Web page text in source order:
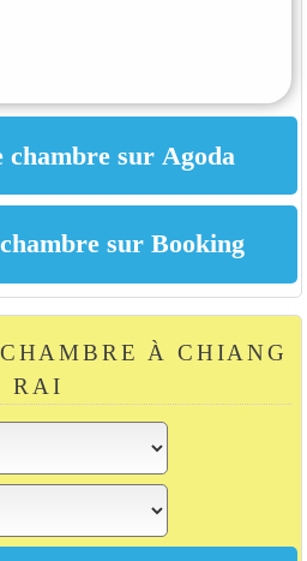
À CHIANG
RAI